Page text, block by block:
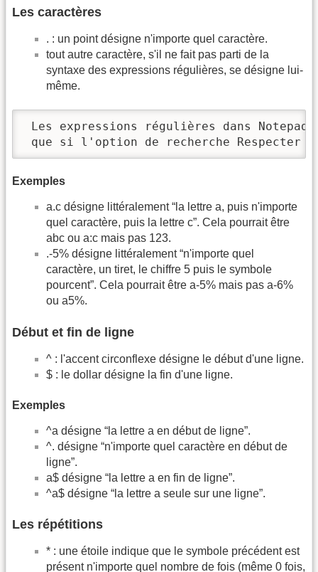
Les caractères
. : un point désigne n'importe quel caractère.
tout autre caractère, s'il ne fait pas parti de la
syntaxe des expressions régulières, se désigne lui-
même.
Les expressions régulières dans
que si l'option de recherche Respecter
Exemples
a.c désigne littéralement “la lettre a, puis n'importe
quel caractère, puis la lettre c”. Cela pourrait être
abc ou a:c mais pas 123.
.-5% désigne littéralement “n'importe quel
caractère, un tiret, le chiffre 5 puis le symbole
pourcent”. Cela pourrait être a-5% mais pas a-6%
ou a5%.
Début et fin de ligne
^ : l'accent circonflexe désigne le début d'une ligne.
$ : le dollar désigne la fin d'une ligne.
Exemples
^a désigne “la lettre a en début de ligne”.
^. désigne “n'importe quel caractère en début de
ligne”.
a$ désigne “la lettre a en fin de ligne”.
^a$ désigne “la lettre a seule sur une ligne”.
Les répétitions
* : une étoile indique que le symbole précédent est
présent n'importe quel nombre de fois (même 0 fois,